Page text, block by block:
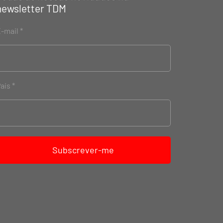
TDM
mail
Subscrever-me